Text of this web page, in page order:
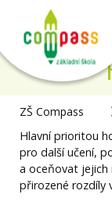
ZŠ Compass
Hlavní prioritou
pro další učení,
a oceňovat jejich
přirozené rozdíly